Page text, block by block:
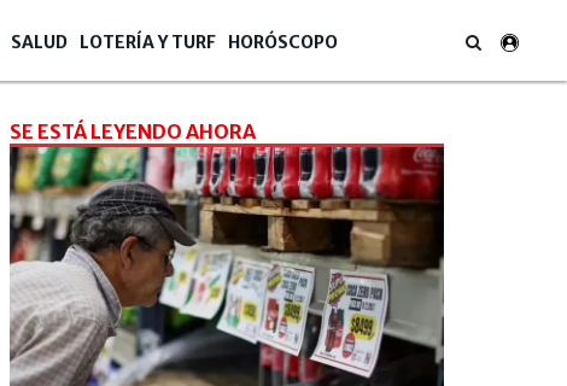
SALUD LOTERÍA Y TURF HORÓSCOPO
SE ESTÁ LEYENDO AHORA